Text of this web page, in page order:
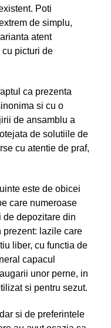
Poti
de simplu,
atent
picturi de
ca prezenta
si cu o
de ansamblu a
de solutiile de
cu atentie de praf,
este de obicei
care numeroase
de depozitare din
prezent: lazile care
liber, cu functia de
capacul
unor perne, in
si pentru sezut.
si de preferintele